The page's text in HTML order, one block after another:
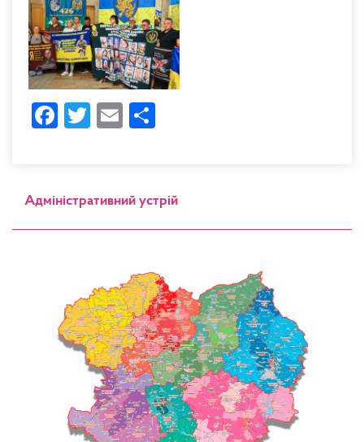
Facebook
Twitter
Email
Адміністративний устрій